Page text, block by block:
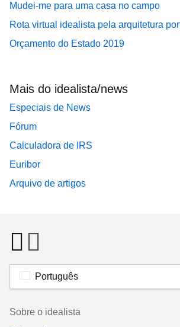
Mudei-me para uma casa no campo
Rota virtual idealista pela arquitetura
Orçamento do Estado 2019
Mais do idealista/news
Especiais de News
Fórum
Calculadora de IRS
Euribor
Arquivo de artigos
Português
Footer
Sobre o idealista